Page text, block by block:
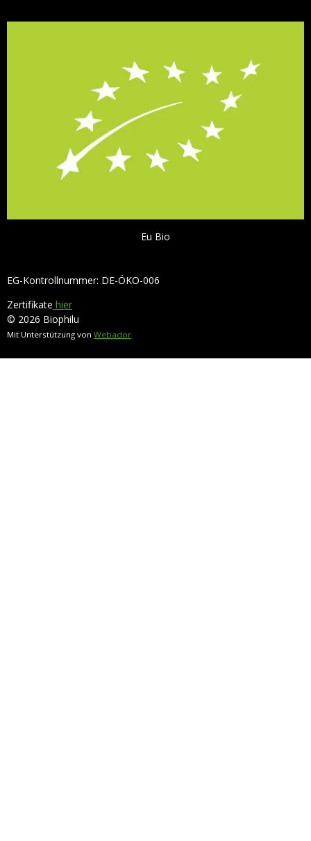
Eu Bio
EG-Kontrollnummer: DE-ÖKO-006
Zertifikate hier
© 2026 Biophilu
Mit Unterstützung von Webador